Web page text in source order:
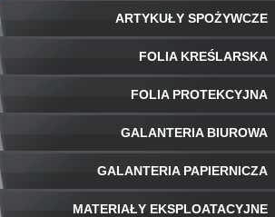
ARTYKUŁY SPOŻYWCZE
FOLIA KREŚLARSKA
FOLIA PROTEKCYJNA
GALANTERIA BIUROWA
GALANTERIA PAPIERNICZA
MATERIAŁY EKSPLOATACYJNE